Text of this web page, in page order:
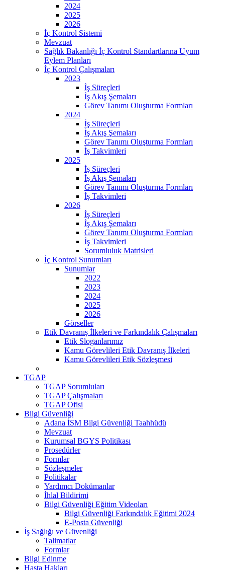
2024
2025
2026
İç Kontrol Sistemi
Mevzuat
Sağlık Bakanlığı İç Kontrol Standartlarına Uyum
Eylem Planları
İç Kontrol Çalışmaları
2023
İş Süreçleri
İş Akış Şemaları
Görev Tanımı Oluşturma Formları
2024
İş Süreçleri
İş Akış Şemaları
Görev Tanımı Oluşturma Formları
İş Takvimleri
2025
İş Süreçleri
İş Akış Şemaları
Görev Tanımı Oluşturma Formları
İş Takvimleri
2026
İş Süreçleri
İş Akış Şemaları
Görev Tanımı Oluşturma Formları
İş Takvimleri
Sorumluluk Matrisleri
İç Kontrol Sunumları
Sunumlar
2022
2023
2024
2025
2026
Görseller
Etik Davranış İlkeleri ve Farkındalık Çalışmaları
Etik Sloganlarımız
Kamu Görevlileri Etik Davranış İlkeleri
Kamu Görevlileri Etik Sözleşmesi
TGAP
TGAP Sorumluları
TGAP Çalışmaları
TGAP Ofisi
Bilgi Güvenliği
Adana İSM Bilgi Güvenliği Taahhüdü
Mevzuat
Kurumsal BGYS Politikası
Prosedürler
Formlar
Sözleşmeler
Politikalar
Yardımcı Dokümanlar
İhlal Bildirimi
Bilgi Güvenliği Eğitim Videoları
Bilgi Güvenliği Farkındalık Eğitimi 2024
E-Posta Güvenliği
İş Sağlığı ve Güvenliği
Talimatlar
Formlar
Bilgi Edinme
Hasta Hakları